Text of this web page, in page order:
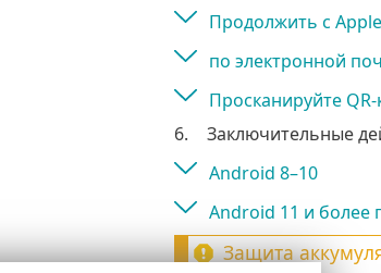
Продолжить с
по электронной
Просканируйте QR-
6.
Заключительные
Android 8–10
Android 11 и более
Защита